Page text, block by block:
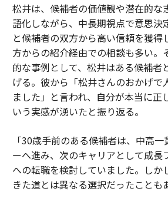
松井は、候補者の価値観や潜在的な
語化しながら、中長期視点で意思決
と候補者の双方から高い信頼を獲得
方からの紹介経由での相談も多い。
的な事例として、松井はある候補者
げる。彼から「松井さんのおかげで
ました」と言われ、自分が本当に正
いう実感が湧いたと振り返る。
「30歳手前のある候補者は、中高
ーへ進み、次のキャリアとして成長
への転職を検討していました。しか
きた道とは異なる選択だったことも